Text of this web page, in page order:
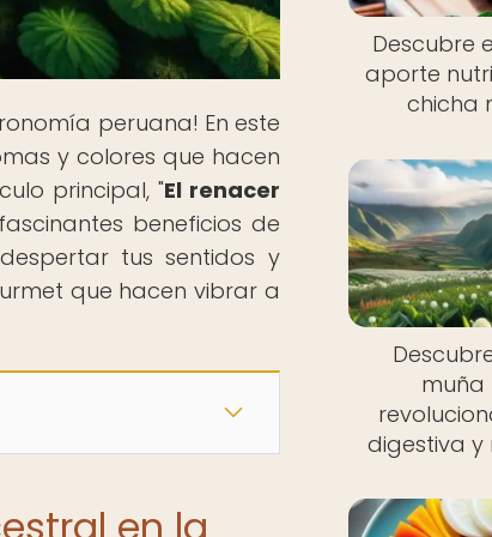
peruana! En este
y colores que hacen
principal, "El renacer
beneficios de
tus sentidos y
que hacen vibrar a
Descubre
aporte
chicha
muña
digestiva y